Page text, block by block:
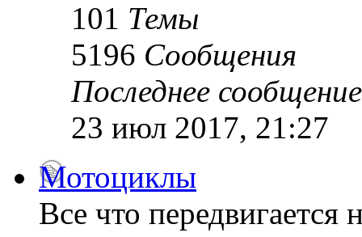
101 Темы
5196 Сообщения
Последнее сообщение
23 июл 2017, 21:27
Мотоциклы
Все что передвигается